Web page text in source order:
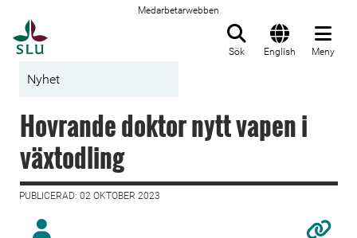
Medarbetarwebben
Sök English Meny
Nyhet
Hovrande doktor nytt vapen i
växtodling
PUBLICERAD: 02 OKTOBER 2023